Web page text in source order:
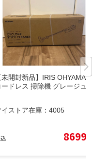
未開封新品】IRIS OHYAMA
ードレス 掃除機 グレージュ
イストア在庫： 4005
8699